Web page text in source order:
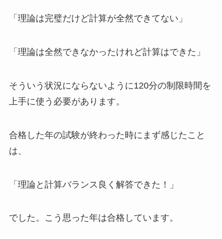
「理論は完璧だけど計算が全然できてない」
「理論は全然できなかったけれど計算はできた」
そういう状況にならないように120分の制限時間を
上手に使う必要があります。
合格した年の試験が終わった時にまず感じたこと
は、
「理論と計算バランス良く解答できた！」
でした。こう思った年は合格しています。